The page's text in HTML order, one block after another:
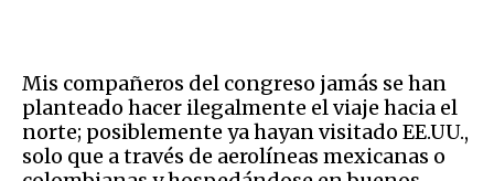
Mis compañeros del congreso jamás se han
planteado hacer ilegalmente el viaje hacia el
norte; posiblemente ya hayan visitado EE.UU.,
solo que a través de aerolíneas mexicanas o